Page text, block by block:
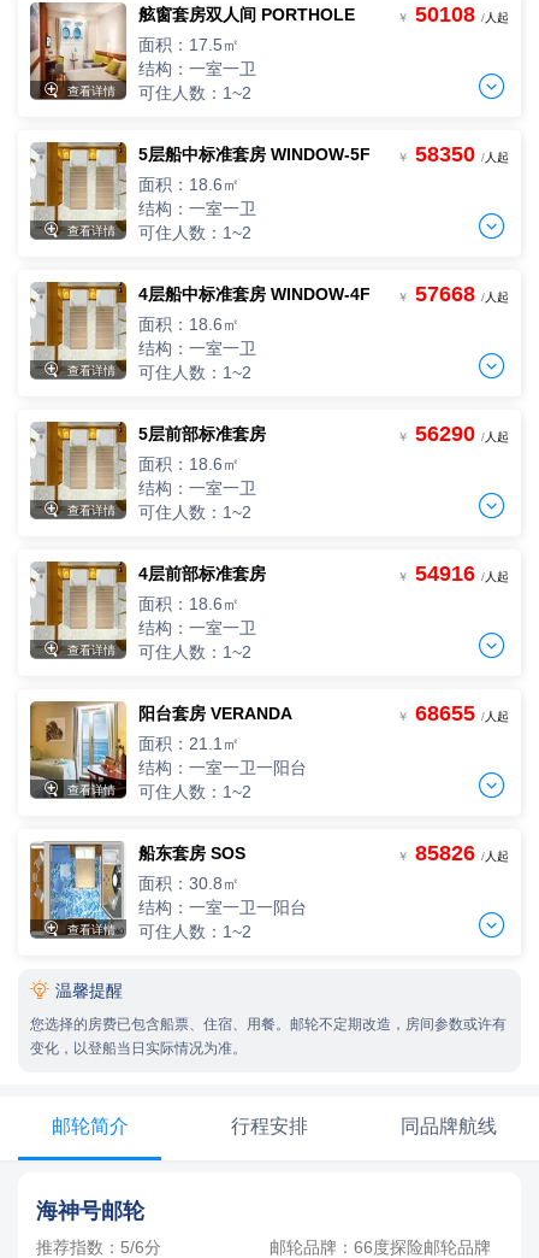
三人间
3人入住,人均单价
 查看详情
舷窗套房双人间 PORTHOLE
面积：17.5㎡
结构：一室一卫
可住人数：1~2
￥ 50108 /人起

两人间
2人入住，人均单价
 查看详情
5层船中标准套房 WINDOW-5F
面积：18.6㎡
结构：一室一卫
可住人数：1~2
￥ 58350 /人起

两人间
2人入住，人均单价
 查看详情
4层船中标准套房 WINDOW-4F
面积：18.6㎡
结构：一室一卫
可住人数：1~2
￥ 57668 /人起

两人间
2人入住，人均单价
 查看详情
5层前部标准套房
面积：18.6㎡
结构：一室一卫
可住人数：1~2
￥ 56290 /人起

两人间
2人入住，人均单价
 查看详情
4层前部标准套房
面积：18.6㎡
结构：一室一卫
可住人数：1~2
￥ 54916 /人起

两人间
2人入住，人均单价
 查看详情
阳台套房 VERANDA
面积：21.1㎡
结构：一室一卫一阳台
可住人数：1~2
￥ 68655 /人起

两人间
2人入住，人均单价
 查看详情
船东套房 SOS
面积：30.8㎡
结构：一室一卫一阳台
可住人数：1~2
￥ 85826 /人起

两人间
2人入住，人均单价
- +
 温馨提醒
您选择的房费已包含船票、住宿、用餐。邮轮不定期改造，房间参数或许有
变化，以登船当日实际情况为准。
邮轮简介 行程安排 同品牌航线
海神号邮轮
推荐指数：5/6分
邮轮品牌：66度探险邮轮品牌